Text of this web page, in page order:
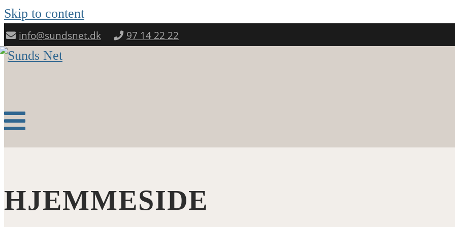
Skip to content
info@sundsnet.dk 97 14 22 22
HJEMMESIDE